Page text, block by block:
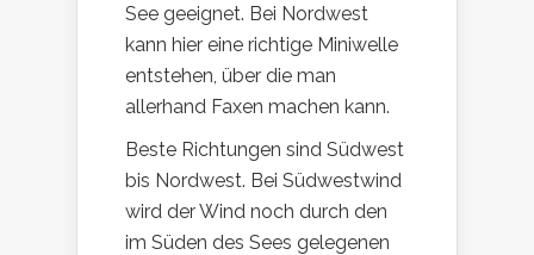
See geeignet. Bei Nordwest
kann hier eine richtige Miniwelle
entstehen, über die man
allerhand Faxen machen kann.
Beste Richtungen sind Südwest
bis Nordwest. Bei Südwestwind
wird der Wind noch durch den
im Süden des Sees gelegenen